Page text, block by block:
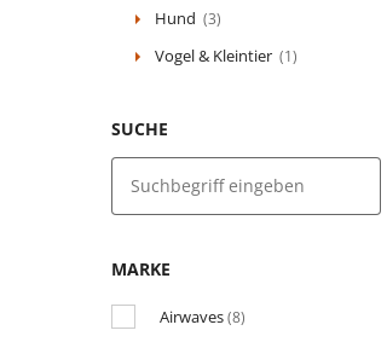
Hund (3)
Vogel & Kleintier (1)
SUCHE
MARKE
Airwaves(8)